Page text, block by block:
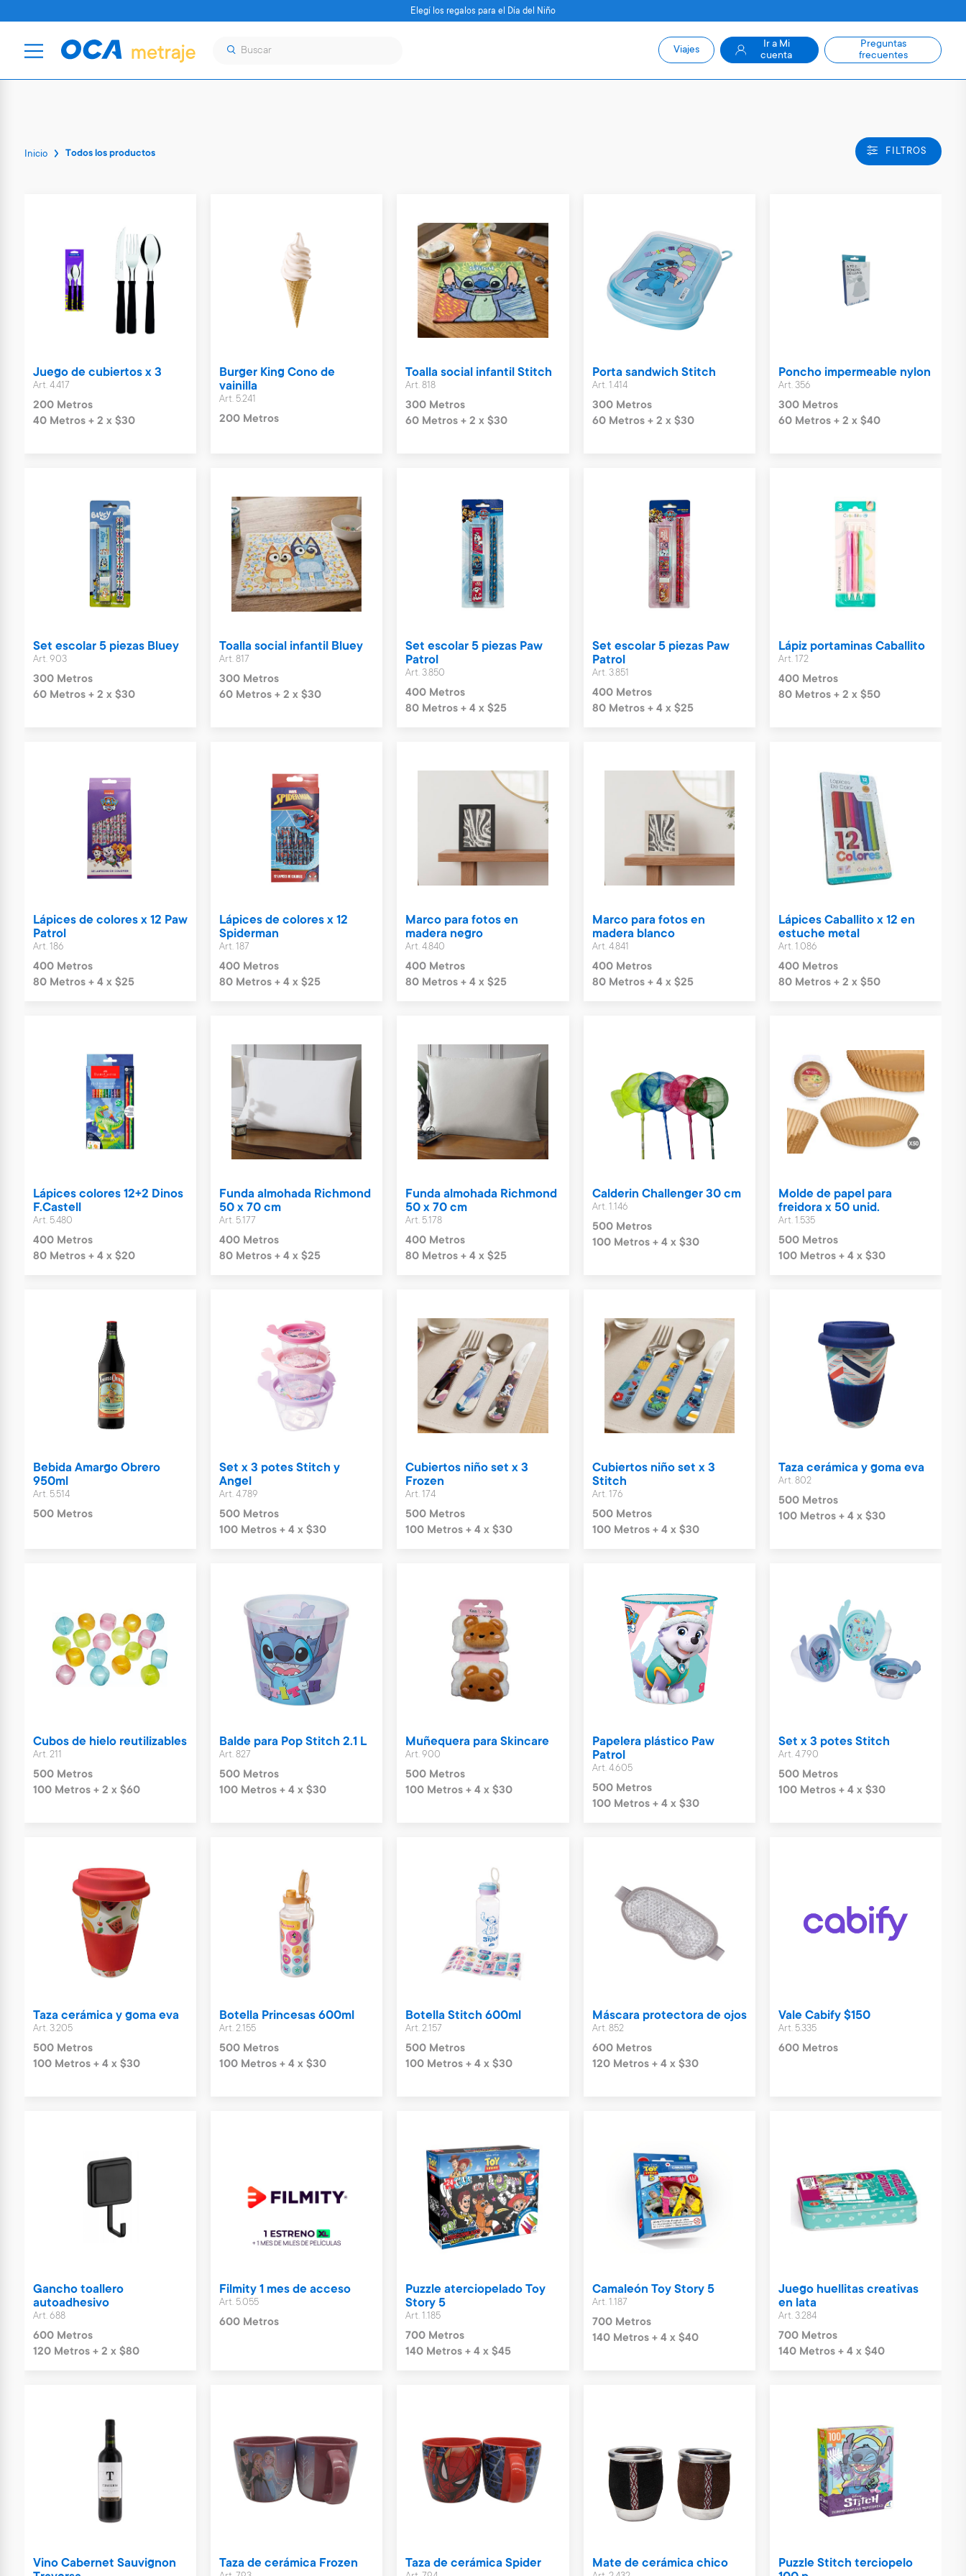
Inicio Todos los productos FILTROS
Juego de cubiertos x 3
Art. 4.417
200 Metros
40 Metros + 2 x $30
Burger King Cono de
vainilla
Art. 5.241
200 Metros
Toalla social infantil Stitch
Art. 818
300 Metros
60 Metros + 2 x $30
Porta sandwich Stitch
Art. 1.414
300 Metros
60 Metros + 2 x $30
Poncho impermeable nylon
Art. 356
300 Metros
60 Metros + 2 x $40
Set escolar 5 piezas Bluey
Art. 903
300 Metros
60 Metros + 2 x $30
Toalla social infantil Bluey
Art. 817
300 Metros
60 Metros + 2 x $30
Set escolar 5 piezas Paw
Patrol
Art. 3.850
400 Metros
80 Metros + 4 x $25
Set escolar 5 piezas Paw
Patrol
Art. 3.851
400 Metros
80 Metros + 4 x $25
Lápiz portaminas Caballito
Art. 172
400 Metros
80 Metros + 2 x $50
Lápices de colores x 12 Paw
Patrol
Art. 186
400 Metros
80 Metros + 4 x $25
Lápices de colores x 12
Spiderman
Art. 187
400 Metros
80 Metros + 4 x $25
Marco para fotos en
madera negro
Art. 4.840
400 Metros
80 Metros + 4 x $25
Marco para fotos en
madera blanco
Art. 4.841
400 Metros
80 Metros + 4 x $25
Lápices Caballito x 12 en
estuche metal
Art. 1.086
400 Metros
80 Metros + 2 x $50
Lápices colores 12+2 Dinos
F.Castell
Art. 5.480
400 Metros
80 Metros + 4 x $20
Funda almohada Richmond
50 x 70 cm
Art. 5.177
400 Metros
80 Metros + 4 x $25
Funda almohada Richmond
50 x 70 cm
Art. 5.178
400 Metros
80 Metros + 4 x $25
Calderin Challenger 30 cm
Art. 1.146
500 Metros
100 Metros + 4 x $30
Molde de papel para
freidora x 50 unid.
Art. 1.535
500 Metros
100 Metros + 4 x $30
Bebida Amargo Obrero
950ml
Art. 5.514
500 Metros
Set x 3 potes Stitch y
Angel
Art. 4.789
500 Metros
100 Metros + 4 x $30
Cubiertos niño set x 3
Frozen
Art. 174
500 Metros
100 Metros + 4 x $30
Cubiertos niño set x 3
Stitch
Art. 176
500 Metros
100 Metros + 4 x $30
Taza cerámica y goma eva
Art. 802
500 Metros
100 Metros + 4 x $30
Cubos de hielo reutilizables
Art. 211
500 Metros
100 Metros + 2 x $60
Balde para Pop Stitch 2.1 L
Art. 827
500 Metros
100 Metros + 4 x $30
Muñequera para Skincare
Art. 900
500 Metros
100 Metros + 4 x $30
Papelera plástico Paw
Patrol
Art. 4.605
500 Metros
100 Metros + 4 x $30
Set x 3 potes Stitch
Art. 4.790
500 Metros
100 Metros + 4 x $30
Taza cerámica y goma eva
Art. 3.205
500 Metros
100 Metros + 4 x $30
Botella Princesas 600ml
Art. 2.155
500 Metros
100 Metros + 4 x $30
Botella Stitch 600ml
Art. 2.157
500 Metros
100 Metros + 4 x $30
Máscara protectora de ojos
Art. 852
600 Metros
120 Metros + 4 x $30
Vale Cabify $150
Art. 5.335
600 Metros
Gancho toallero
autoadhesivo
Art. 688
600 Metros
120 Metros + 2 x $80
Filmity 1 mes de acceso
Art. 5.055
600 Metros
Puzzle aterciopelado Toy
Story 5
Art. 1.185
700 Metros
140 Metros + 4 x $45
Camaleón Toy Story 5
Art. 1.187
700 Metros
140 Metros + 4 x $40
Juego huellitas creativas
en lata
Art. 3.284
700 Metros
140 Metros + 4 x $40
Vino Cabernet Sauvignon
Taza de cerámica Frozen Taza de cerámica Spider Mate de cerámica chico
Puzzle Stitch terciopelo
Elegí los regalos para el Día del Niño
Viajes
Ir a Mi
cuenta
Preguntas
frecuentes